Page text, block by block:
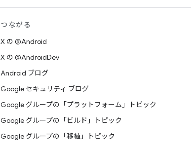
つながる
X の @Android
X の @AndroidDev
Android ブログ
Google セキュリティ ブログ
Google グループの「プラットフォーム」トピック
Google グループの「ビルド」トピック
Google グループの「移植」トピック